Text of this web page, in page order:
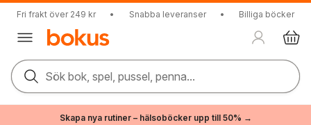
Fri frakt över 249 kr • Snabba leveranser • Billiga böcker
Sök bok, spel, pussel, penna...
Skapa nya rutiner – hälsoböcker upp till 50% →